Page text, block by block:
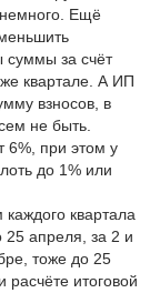
немного. Ещё
суммы за счёт
квартале. А ИП
взносов, в
не быть.
6%, при этом у
до 1% или
квартала
апреля, за 2 и
тоже до 25
итоговой